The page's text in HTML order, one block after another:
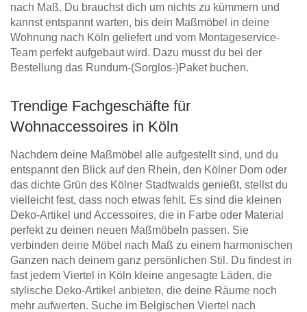
nach Maß. Du brauchst dich um nichts zu kümmern und
kannst entspannt warten, bis dein Maßmöbel in deine
Wohnung nach Köln geliefert und vom Montageservice-
Team perfekt aufgebaut wird. Dazu musst du bei der
Bestellung das Rundum-(Sorglos-)Paket buchen.
Trendige Fachgeschäfte für
Wohnaccessoires in Köln
Nachdem deine Maßmöbel alle aufgestellt sind, und du
entspannt den Blick auf den Rhein, den Kölner Dom oder
das dichte Grün des Kölner Stadtwalds genießt, stellst du
vielleicht fest, dass noch etwas fehlt. Es sind die kleinen
Deko-Artikel und Accessoires, die in Farbe oder Material
perfekt zu deinen neuen Maßmöbeln passen. Sie
verbinden deine Möbel nach Maß zu einem harmonischen
Ganzen nach deinem ganz persönlichen Stil. Du findest in
fast jedem Viertel in Köln kleine angesagte Läden, die
stylische Deko-Artikel anbieten, die deine Räume noch
mehr aufwerten. Suche im Belgischen Viertel nach